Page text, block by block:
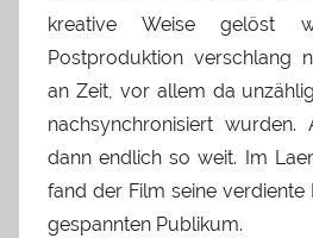
kreative Weise gelöst
Postproduktion verschlang
an Zeit, vor allem da
nachsynchronisiert
dann endlich so weit. Im
fand der Film seine verdiente
gespannten Publikum.